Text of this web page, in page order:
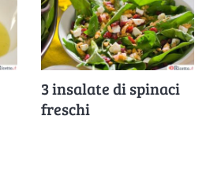
3 insalate di spinaci
freschi